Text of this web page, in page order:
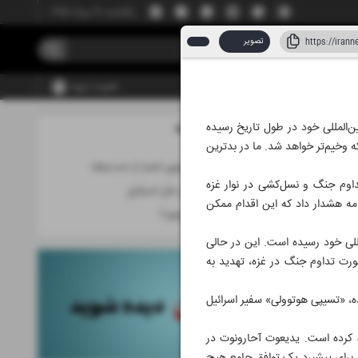
تصویر
خود در طول تاریخ رسیده
وخیم‌تر خواهد شد. ما در بدترین
جنگ و نسل‌کشی در نوار غزه
هشدار داد که این اقدام ممکن
بین‌المللی خود رسیده است. این در حالی
تداوم جنگ در غزه، تهدید به
لغو کرده، «تسیپی هوتوولی» سفیر اسرائیل
کرده است. یدیعوت آحارونوت در
۱۴۰۴ مطالب این صفحه
اروپا در جست‌وجوی اعتبار از دست‌رفته
مطـرود و منـفور مثل اسرائیل
سونامی آغاز می‌شود؟